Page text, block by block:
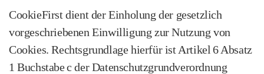
CookieFirst dient der Einholung der gesetzlich
vorgeschriebenen Einwilligung zur Nutzung von
Cookies. Rechtsgrundlage hierfür ist Artikel 6 Absatz
1 Buchstabe c der Datenschutzgrundverordnung